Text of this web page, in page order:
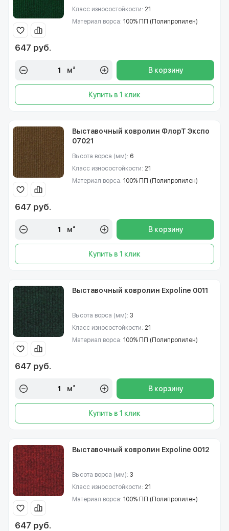
Класс износостойкости: 21
Материал ворса: 100% ПП (Полипропилен)
647 руб.
м² В корзину
Купить в 1 клик
Выставочный ковролин ФлорТ Экспо
07021
Высота ворса (мм): 6
Класс износостойкости: 21
Материал ворса: 100% ПП (Полипропилен)
647 руб.
м² В корзину
Купить в 1 клик
Выставочный ковролин Expoline 0011
Высота ворса (мм): 3
Класс износостойкости: 21
Материал ворса: 100% ПП (Полипропилен)
647 руб.
м² В корзину
Купить в 1 клик
Выставочный ковролин Expoline 0012
Высота ворса (мм): 3
Класс износостойкости: 21
Материал ворса: 100% ПП (Полипропилен)
647 руб.